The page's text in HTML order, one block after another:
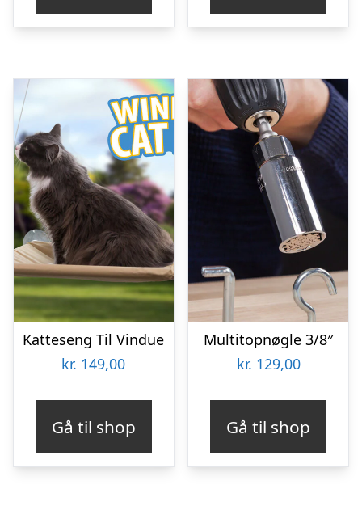
Katteseng Til Vindue
kr. 149,00
Gå til shop
Multitopnøgle 3/8″
kr. 129,00
Gå til shop